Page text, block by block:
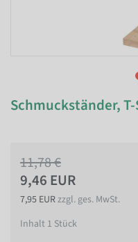
Schmuckständer,
11,78 €
9,46 EUR
7,95 EURzzgl. ges. MwSt.
Inhalt 1 Stück